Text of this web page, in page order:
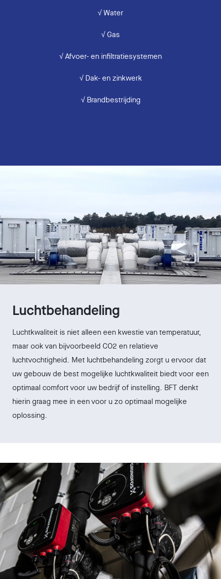
√ Water
√ Gas
√ Afvoer- en infiltratiesystemen
√ Dak- en zinkwerk
√ Brandbestrijding
Luchtbehandeling
Luchtkwaliteit is niet alleen een kwestie van temperatuur,
maar ook van bijvoorbeeld CO2 en relatieve
luchtvochtigheid. Met luchtbehandeling zorgt u ervoor dat
uw gebouw de best mogelijke luchtkwaliteit biedt voor een
optimaal comfort voor uw bedrijf of instelling. BFT denkt
hierin graag mee in een voor u zo optimaal mogelijke
oplossing.